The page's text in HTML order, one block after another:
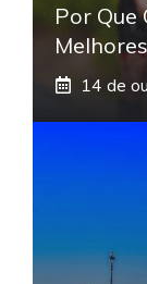
Por Que
14 de